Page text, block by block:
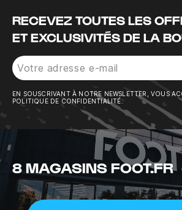
RECEVEZ TOUTES LES
ET EXCLUSIVITÉS DE LA
EN SOUSCRIVANT À NOTRE NEWSLETTER, VOUS
POLITIQUE DE CONFIDENTIALITÉ.
8 MAGASINS FOOT.FR